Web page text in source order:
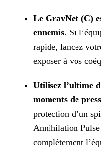
Le GravNet (C)
ennemis. Si
rapide, lancez
exposer à vos
Utilisez l’ultime
moments de
protection d’un
Annihilation Pulse
complètement